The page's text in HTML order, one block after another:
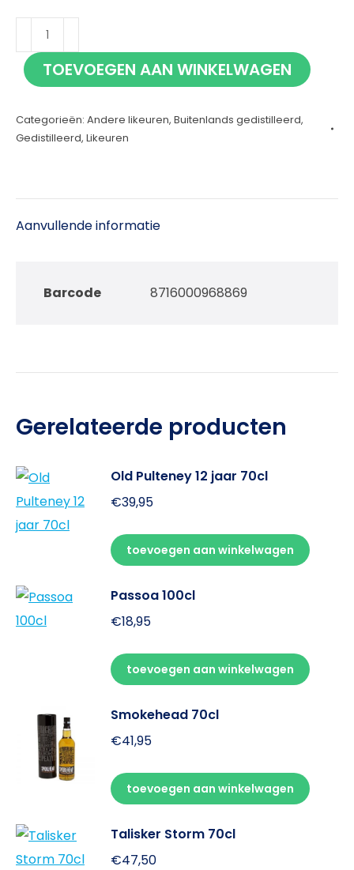
Pisang
Ambon
70cl TOEVOEGEN AAN WINKELWAGEN
Categorieën: Andere likeuren, Buitenlands gedistilleerd,
Gedistilleerd, Likeuren
Aanvullende informatie
Barcode 8716000968869
Gerelateerde producten
Old Pulteney 12 jaar 70cl
€39,95
toevoegen aan winkelwagen
Passoa 100cl
€18,95
toevoegen aan winkelwagen
Smokehead 70cl
€41,95
toevoegen aan winkelwagen
Talisker Storm 70cl
€47,50